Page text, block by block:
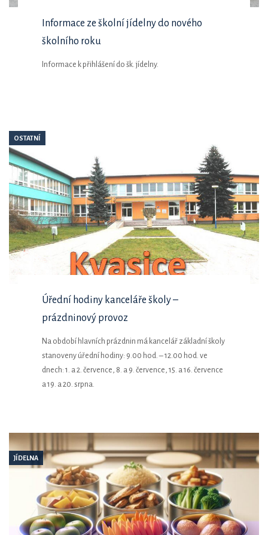
Informace ze školní jídelny do nového
školního roku
Informace k přihlášení do šk. jídelny.
OSTATNÍ
Úřední hodiny kanceláře školy –
prázdninový provoz
Na období hlavních prázdnin má kancelář základní školy
stanoveny úřední hodiny: 9.00 hod. – 12.00 hod. ve
dnech: 1. a 2. července, 8. a 9. července, 15. a 16. července
a 19. a 20. srpna.
JÍDELNA